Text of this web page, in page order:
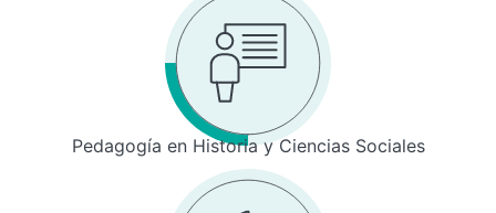
Pedagogía en Historia y Ciencias Sociales